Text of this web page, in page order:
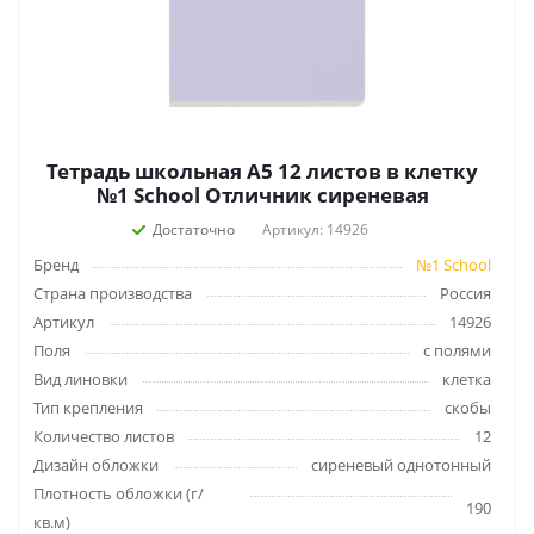
Тетрадь школьная А5 12 листов в клетку
№1 School Отличник сиреневая
Достаточно Артикул: 14926
Бренд
№1 School
Страна производства
Россия
Артикул
14926
Поля
с полями
Вид линовки
клетка
Тип крепления
скобы
Количество листов
12
Дизайн обложки
сиреневый однотонный
Плотность обложки (г/
кв.м)
190